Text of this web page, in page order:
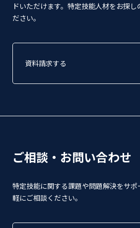
ドいただけます。特定技能人材をお探し
ださい。
資料請求する
ご相談・お問い合わせ
特定技能に関する課題や問題解決をサ
軽にご相談ください。